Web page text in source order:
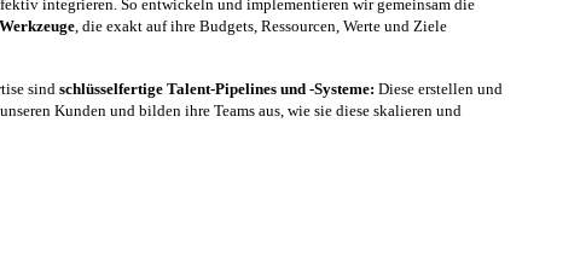
integrieren. So entwickeln und implementieren wir gemeinsam die
, die exakt auf ihre Budgets, Ressourcen, Werte und Ziele
sind schlüsselfertige Talent-Pipelines und -Systeme: Diese erstellen und
Kunden und bilden ihre Teams aus, wie sie diese skalieren und